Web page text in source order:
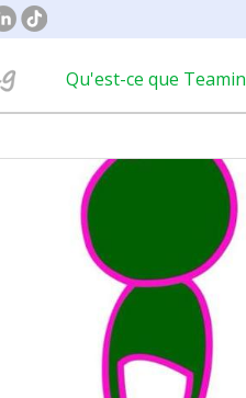
Qu'est-ce que